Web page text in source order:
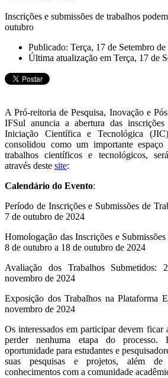
Inscrições e submissões de trabalhos
outubro
Publicado: Terça, 17 de Setembro
Última atualização em Terça, 17 de
A Pró-reitoria de Pesquisa, Inovação e
IFSul anuncia a abertura das
Iniciação Científica e Tecnológica
consolidou como um importante espaço
trabalhos científicos e tecnológicos,
através deste site:
Calendário do Evento:
Período de Inscrições e Submissões de
7 de outubro de 2024
Homologação das Inscrições e
8 de outubro a 18 de outubro de 2024
Avaliação dos Trabalhos
novembro de 2024
Exposição dos Trabalhos na Plataforma
novembro de 2024
Os interessados em participar devem ficar
perder nenhuma etapa do processo.
oportunidade para estudantes e
suas pesquisas e projetos, além de
conhecimentos com a comunidade